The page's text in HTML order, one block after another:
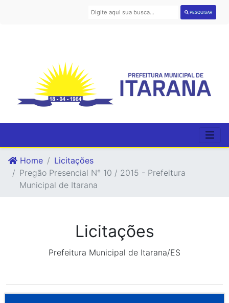
PESQUISAR
Home
Licitações
Pregão Presencial N° 10 / 2015 - Prefeitura
Municipal de Itarana
Licitações
Prefeitura Municipal de Itarana/ES